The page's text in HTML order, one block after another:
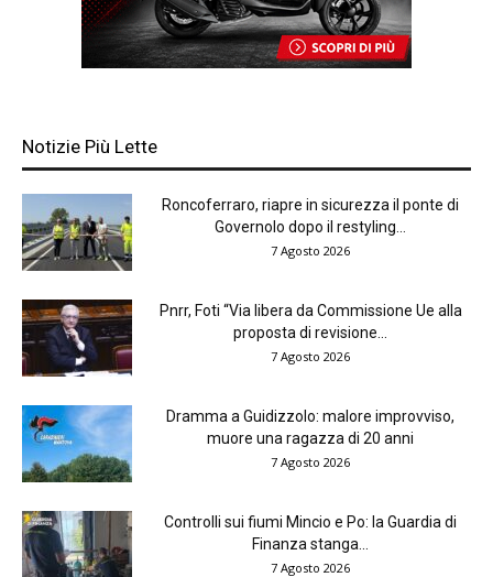
Notizie Più Lette
Roncoferraro, riapre in sicurezza il ponte di
Governolo dopo il restyling...
7 Agosto 2026
Pnrr, Foti “Via libera da Commissione Ue alla
proposta di revisione...
7 Agosto 2026
Dramma a Guidizzolo: malore improvviso,
muore una ragazza di 20 anni
7 Agosto 2026
Controlli sui fiumi Mincio e Po: la Guardia di
Finanza stanga...
7 Agosto 2026